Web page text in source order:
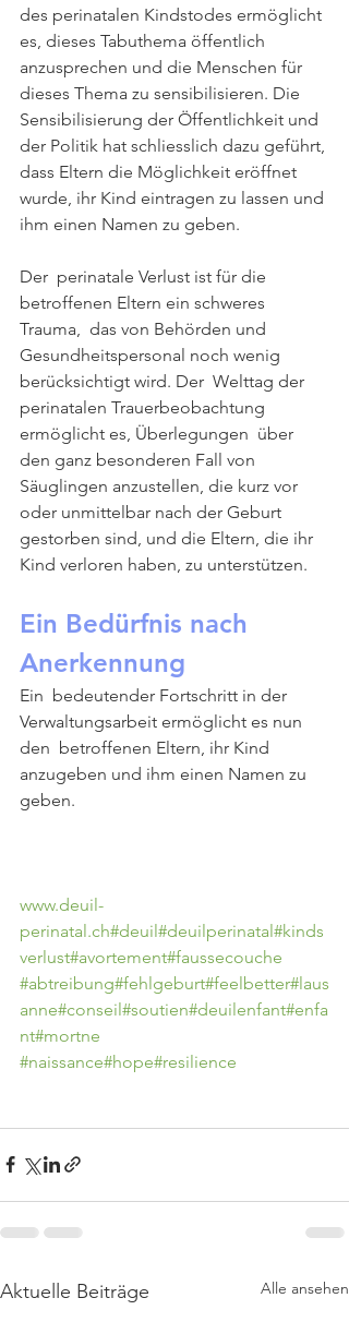
des perinatalen Kindstodes ermöglicht
es, dieses Tabuthema öffentlich
anzusprechen und die Menschen für
dieses Thema zu sensibilisieren. Die
Sensibilisierung der Öffentlichkeit und
der Politik hat schliesslich dazu geführt,
dass Eltern die Möglichkeit eröffnet
wurde, ihr Kind eintragen zu lassen und
ihm einen Namen zu geben.
Der  perinatale Verlust ist für die
betroffenen Eltern ein schweres
Trauma,  das von Behörden und
Gesundheitspersonal noch wenig
berücksichtigt wird. Der  Welttag der
perinatalen Trauerbeobachtung
ermöglicht es, Überlegungen  über
den ganz besonderen Fall von
Säuglingen anzustellen, die kurz vor
oder unmittelbar nach der Geburt
gestorben sind, und die Eltern, die ihr
Kind verloren haben, zu unterstützen.
Ein Bedürfnis nach
Anerkennung
Ein  bedeutender Fortschritt in der
Verwaltungsarbeit ermöglicht es nun
den  betroffenen Eltern, ihr Kind
anzugeben und ihm einen Namen zu
geben.
www.deuil-
perinatal.ch#deuil#deuilperinatal#kinds
verlust#avortement#faussecouche
#abtreibung#fehlgeburt#feelbetter#laus
anne#conseil#soutien#deuilenfant#enfa
nt#mortne
#naissance#hope#resilience
Aktuelle Beiträge Alle ansehen